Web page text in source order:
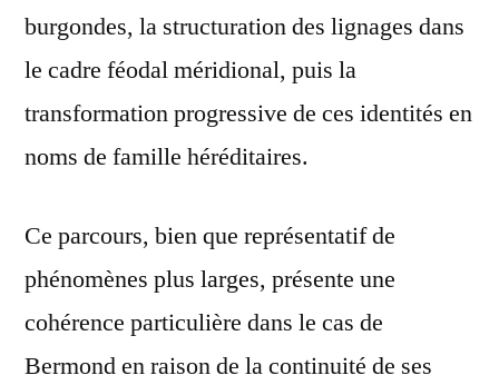
burgondes, la structuration des lignages dans
le cadre féodal méridional, puis la
transformation progressive de ces identités en
noms de famille héréditaires.
Ce parcours, bien que représentatif de
phénomènes plus larges, présente une
cohérence particulière dans le cas de
Bermond en raison de la continuité de ses